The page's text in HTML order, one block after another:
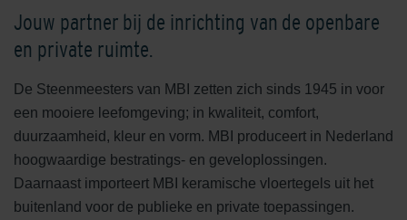
Jouw partner bij de inrichting van de openbare
en private ruimte.
De Steenmeesters van MBI zetten zich sinds 1945 in voor
een mooiere leefomgeving; in kwaliteit, comfort,
duurzaamheid, kleur en vorm. MBI produceert in Nederland
hoogwaardige bestratings- en geveloplossingen.
Daarnaast importeert MBI keramische vloertegels uit het
buitenland voor de publieke en private toepassingen.